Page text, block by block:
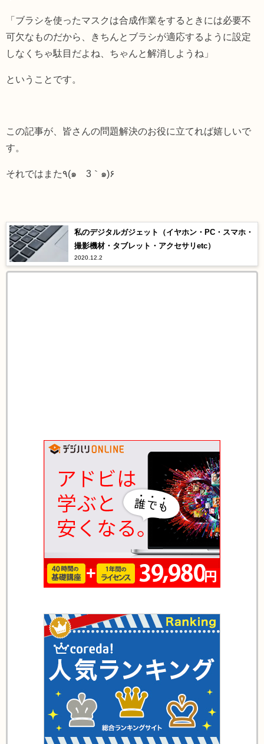
「ブラシを使ったマスクは合成作業をするときには必要不
可欠なものだから、きちんとブラシが適応するように設定
しなくちゃ駄目だよね、ちゃんと解消しようね」
ということです。
この記事が、皆さんの問題解決のお役に立てれば嬉しいで
す。
それではまた٩(๑ ´3｀ ๑)۶
私のデジタルガジェット（イヤホン・PC・スマホ・
撮影機材・タブレット・アクセサリetc）
2020.12.2